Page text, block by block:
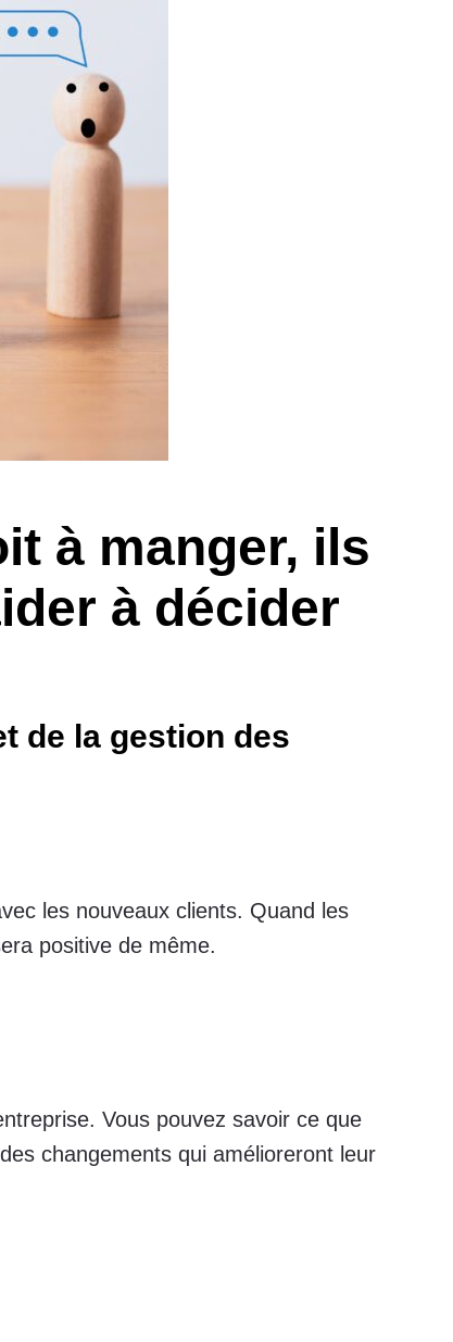
à manger, ils
à décider
de la gestion des
les nouveaux clients. Quand les
positive de même.
Vous pouvez savoir ce que
changements qui amélioreront leur